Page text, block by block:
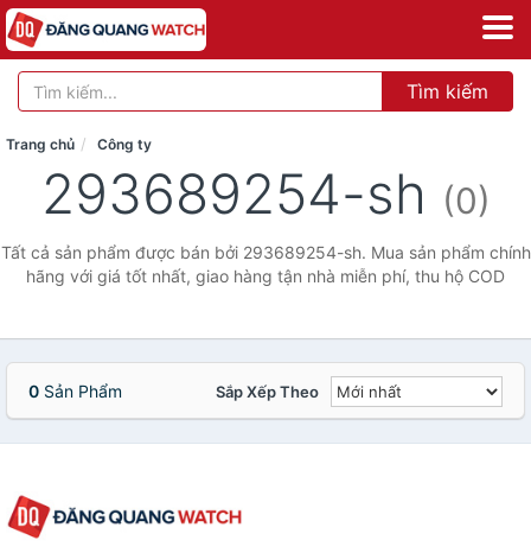
Tìm kiếm
Trang chủ Công ty
293689254-sh (0)
Tất cả sản phẩm được bán bởi 293689254-sh. Mua sản phẩm chính
hãng với giá tốt nhất, giao hàng tận nhà miễn phí, thu hộ COD
0 Sản Phẩm Sắp Xếp Theo